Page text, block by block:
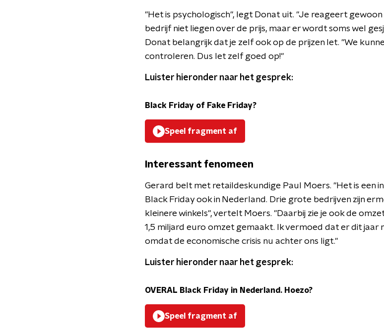
"Het is psychologisch", legt Donat uit. "Je reageert gewoon
bedrijf niet liegen over de prijs, maar er wordt soms wel
Donat belangrijk dat je zelf ook op de prijzen let. "We
controleren. Dus let zelf goed op!"
Luister hieronder naar het gesprek:
Black Friday of Fake Friday?
Speel fragment af
Interessant fenomeen
Gerard belt met retaildeskundige Paul Moers. "Het is een
Black Friday ook in Nederland. Drie grote bedrijven zijn
kleinere winkels", vertelt Moers. "Daarbij zie je ook de
1,5 miljard euro omzet gemaakt. Ik vermoed dat er dit jaar
omdat de economische crisis nu achter ons ligt."
Luister hieronder naar het gesprek:
OVERAL Black Friday in Nederland. Hoezo?
Speel fragment af